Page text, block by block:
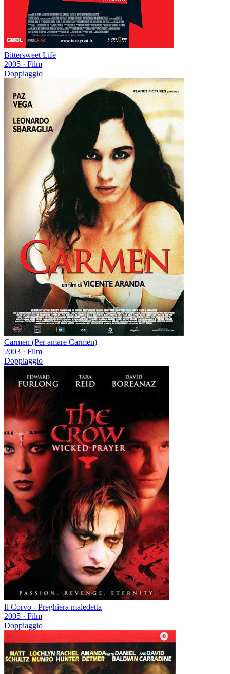
Bittersweet Life
2005 · Film
Doppiaggio
Carmen (Per amare Carmen)
2003 · Film
Doppiaggio
Il Corvo - Preghiera maledetta
2005 · Film
Doppiaggio